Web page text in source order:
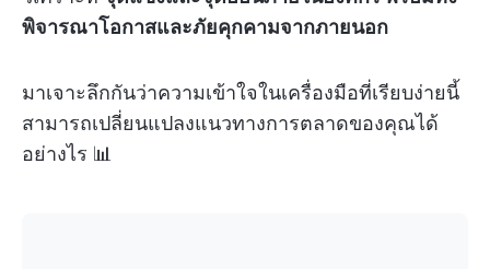
พิจารณาโอกาสและภัยคุกคามจากภายนอก
มาเจาะลึกกันว่าความเข้าใจในเครื่องมือที่เรียบง่ายนี้
สามารถเปลี่ยนแปลงแนวทางการตลาดของคุณได้
อย่างไร 📊